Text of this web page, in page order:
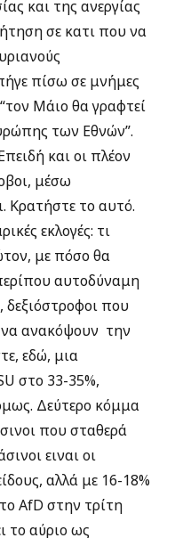
και της ανεργίας
σε κατι που να
πίσω σε μνήμες
Μάιο θα γραφτεί
των Εθνών”.
και οι πλέον
μέσω
Κρατήστε το αυτό.
εκλογές: τι
με πόσο θα
αυτοδύναμη
δεξιόστροφοι που
να ανακόψουν την
εδώ, μια
στο 33-35%,
Δεύτερο κόμμα
που σταθερά
ειναι οι
αλλά με 16-18%
AfD στην τρίτη
το αύριο ως